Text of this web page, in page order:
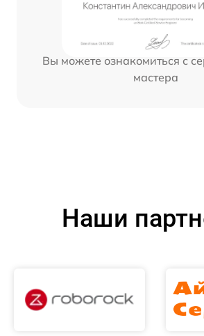
Вы можете ознакомиться с
мастера
Наши